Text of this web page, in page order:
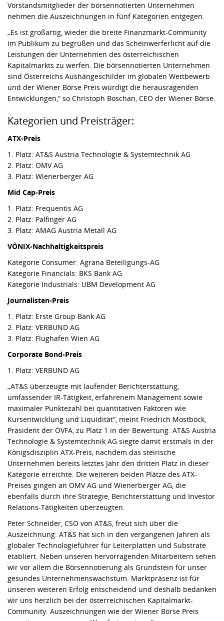
Vorstandsmitglieder der börsennotierten Unternehmen
nehmen die Auszeichnungen in fünf Kategorien entgegen.
„Es ist großartig, wieder die breite Finanzmarkt-Community
im Publikum zu begrüßen und das Scheinwerferlicht auf die
Leistungen der Unternehmen des österreichischen
Kapitalmarkts zu werfen. Die börsennotierten Unternehmen
sind Österreichs Aushängeschilder im globalen Wettbewerb
und der Wiener Börse Preis würdigt die herausragenden
Entwicklungen,“ so Christoph Boschan, CEO der Wiener Börse.
Kategorien und Preisträger:
ATX-Preis
1. Platz: AT&S Austria Technologie & Systemtechnik AG
2. Platz: OMV AG
3. Platz: Wienerberger AG
Mid Cap-Preis
1. Platz: Frequentis AG
2. Platz: Palfinger AG
3. Platz: AMAG Austria Metall AG
VÖNIX-Nachhaltigkeitspreis
Kategorie Consumer: Agrana Beteiligungs-AG
Kategorie Financials: BKS Bank AG
Kategorie Industrials: UBM Development AG
Journalisten-Preis
1. Platz: Erste Group Bank AG
2. Platz: VERBUND AG
3. Platz: Flughafen Wien AG
Corporate Bond-Preis
1. Platz: VERBUND AG
„AT&S überzeugte mit laufender Berichterstattung,
umfassender IR-Tätigkeit, erfahrenem Management sowie
maximaler Punktezahl bei quantitativen Faktoren wie
Kursentwicklung und Liquidität“, meint Friedrich Mostböck,
Präsident der ÖVFA, zu Platz 1 in der Bewertung. AT&S Austria
Technologie & Systemtechnik AG siegte damit erstmals in der
Königsdisziplin ATX-Preis, nachdem das steirische
Unternehmen bereits letztes Jahr den dritten Platz in dieser
Kategorie erreichte. Die weiteren beiden Plätze des ATX-
Preises gingen an OMV AG und Wienerberger AG, die
ebenfalls durch ihre Strategie, Berichterstattung und Investor
Relations-Tätigkeiten überzeugten.
Peter Schneider, CSO von AT&S, freut sich über die
Auszeichnung: AT&S hat sich in den vergangenen Jahren als
globaler Technologieführer für Leiterplatten und Substrate
etabliert. Neben unseren hervorragenden Mitarbeitern sehen
wir vor allem die Börsennotierung als Grundstein für unser
gesundes Unternehmenswachstum. Marktpräsenz ist für
unseren weiteren Erfolg entscheidend und deshalb bedanken
wir uns herzlich bei der österreichischen Kapitalmarkt-
Community. Auszeichnungen wie der Wiener Börse Preis